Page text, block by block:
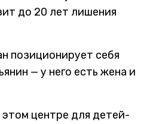
до 20 лет лишения
позиционирует себя
— у него есть жена и
этом центре для детей-